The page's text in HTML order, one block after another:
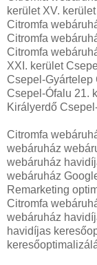
kerület XV. kerület
Citromfa
Citromfa
Citromfa
XXI. kerület
Csepel-Gyártelep
Csepel-Ófalu 21.
Királyerdő
Citromfa
webáruház
webáruház
webáruház
Remarketing
Citromfa
webáruház
havidíjas